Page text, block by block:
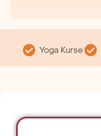
Yoga Kurse